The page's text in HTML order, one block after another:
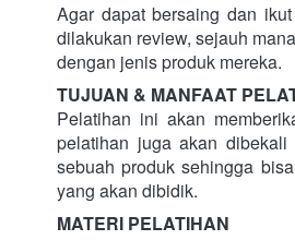
Agar dapat bersaing dan
dilakukan review, sejauh
dengan jenis produk mereka.
TUJUAN & MANFAAT
Pelatihan ini akan
pelatihan juga akan dibekali
sebuah produk sehingga
yang akan dibidik.
MATERI PELATIHAN